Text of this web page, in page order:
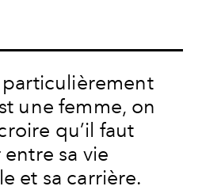
une femme, on
qu’il faut
sa vie
et sa carrière.